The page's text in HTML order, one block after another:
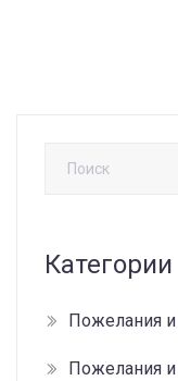
Категории
Пожелания
Пожелания